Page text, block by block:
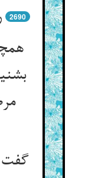
2690
گفت